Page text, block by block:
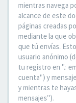
mientras navega
alcance de este
páginas creadas
mediante la que
que tú envías.
usuario anónimo
tu registro en ".:
cuenta") y
y mientras te
mensajes").